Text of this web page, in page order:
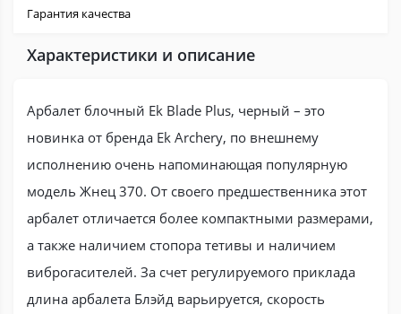
Гарантия качества
Характеристики и описание
Арбалет блочный Ek Blade Plus, черный – это
новинка от бренда Ek Archery, по внешнему
исполнению очень напоминающая популярную
модель Жнец 370. От своего предшественника этот
арбалет отличается более компактными размерами,
а также наличием стопора тетивы и наличием
виброгасителей. За счет регулируемого приклада
длина арбалета Блэйд варьируется, скорость